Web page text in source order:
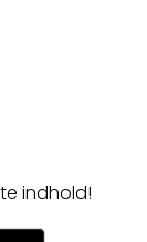
indhold!